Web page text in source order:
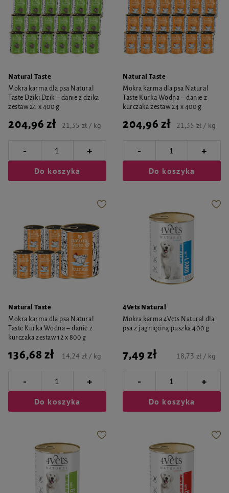
Natural Taste
Mokra karma dla psa Natural
Taste Dziki Dzik – danie z dzika
zestaw 24 x 400 g
204,96 zł 21,35 zł / kg
- +
Do koszyka
Natural Taste
Mokra karma dla psa Natural
Taste Kurka Wodna – danie z
kurczaka zestaw 24 x 400 g
204,96 zł 21,35 zł / kg
- +
Do koszyka
Natural Taste
Mokra karma dla psa Natural
Taste Kurka Wodna – danie z
kurczaka zestaw 12 x 800 g
136,68 zł 14,24 zł / kg
- +
Do koszyka
4Vets Natural
Mokra karma 4Vets Natural dla
psa z jagnięciną puszka 400 g
7,49 zł 18,73 zł / kg
- +
Do koszyka